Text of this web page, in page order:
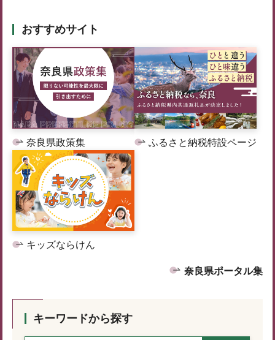
おすすめサイト
奈良県政策集 ふるさと納税特設ページ
キッズならけん
奈良県ポータル集
キーワードから探す